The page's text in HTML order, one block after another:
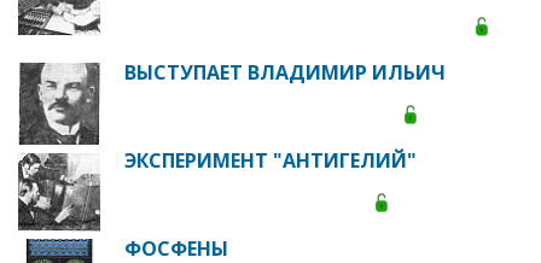
ВЫСТУПАЕТ ВЛАДИМИР ИЛЬИЧ
ЭКСПЕРИМЕНТ "АНТИГЕЛИЙ"
ФОСФЕНЫ